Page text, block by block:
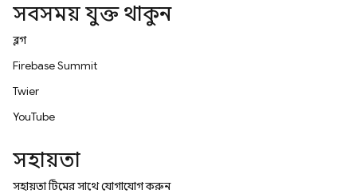
সবসময় যুক্ত থাকুন
ব্লগ
Firebase Summit
Twitter
YouTube
সহায়তা
সহায়তা টিমের সাথে যোগাযোগ করুন